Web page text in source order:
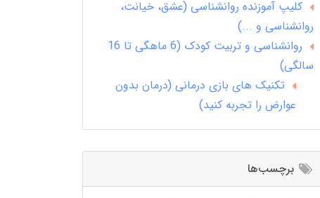
کلیپ آموزنده روانشناسی (عشق، خیانت،
روانشناسی و ...)
روانشناسی و تربیت کودک (6 ماهگی تا 16
سالگی)
تکنیک های بازی درمانی (درمان بدون
عوارض را تجربه کنید)
برچسب‌ها